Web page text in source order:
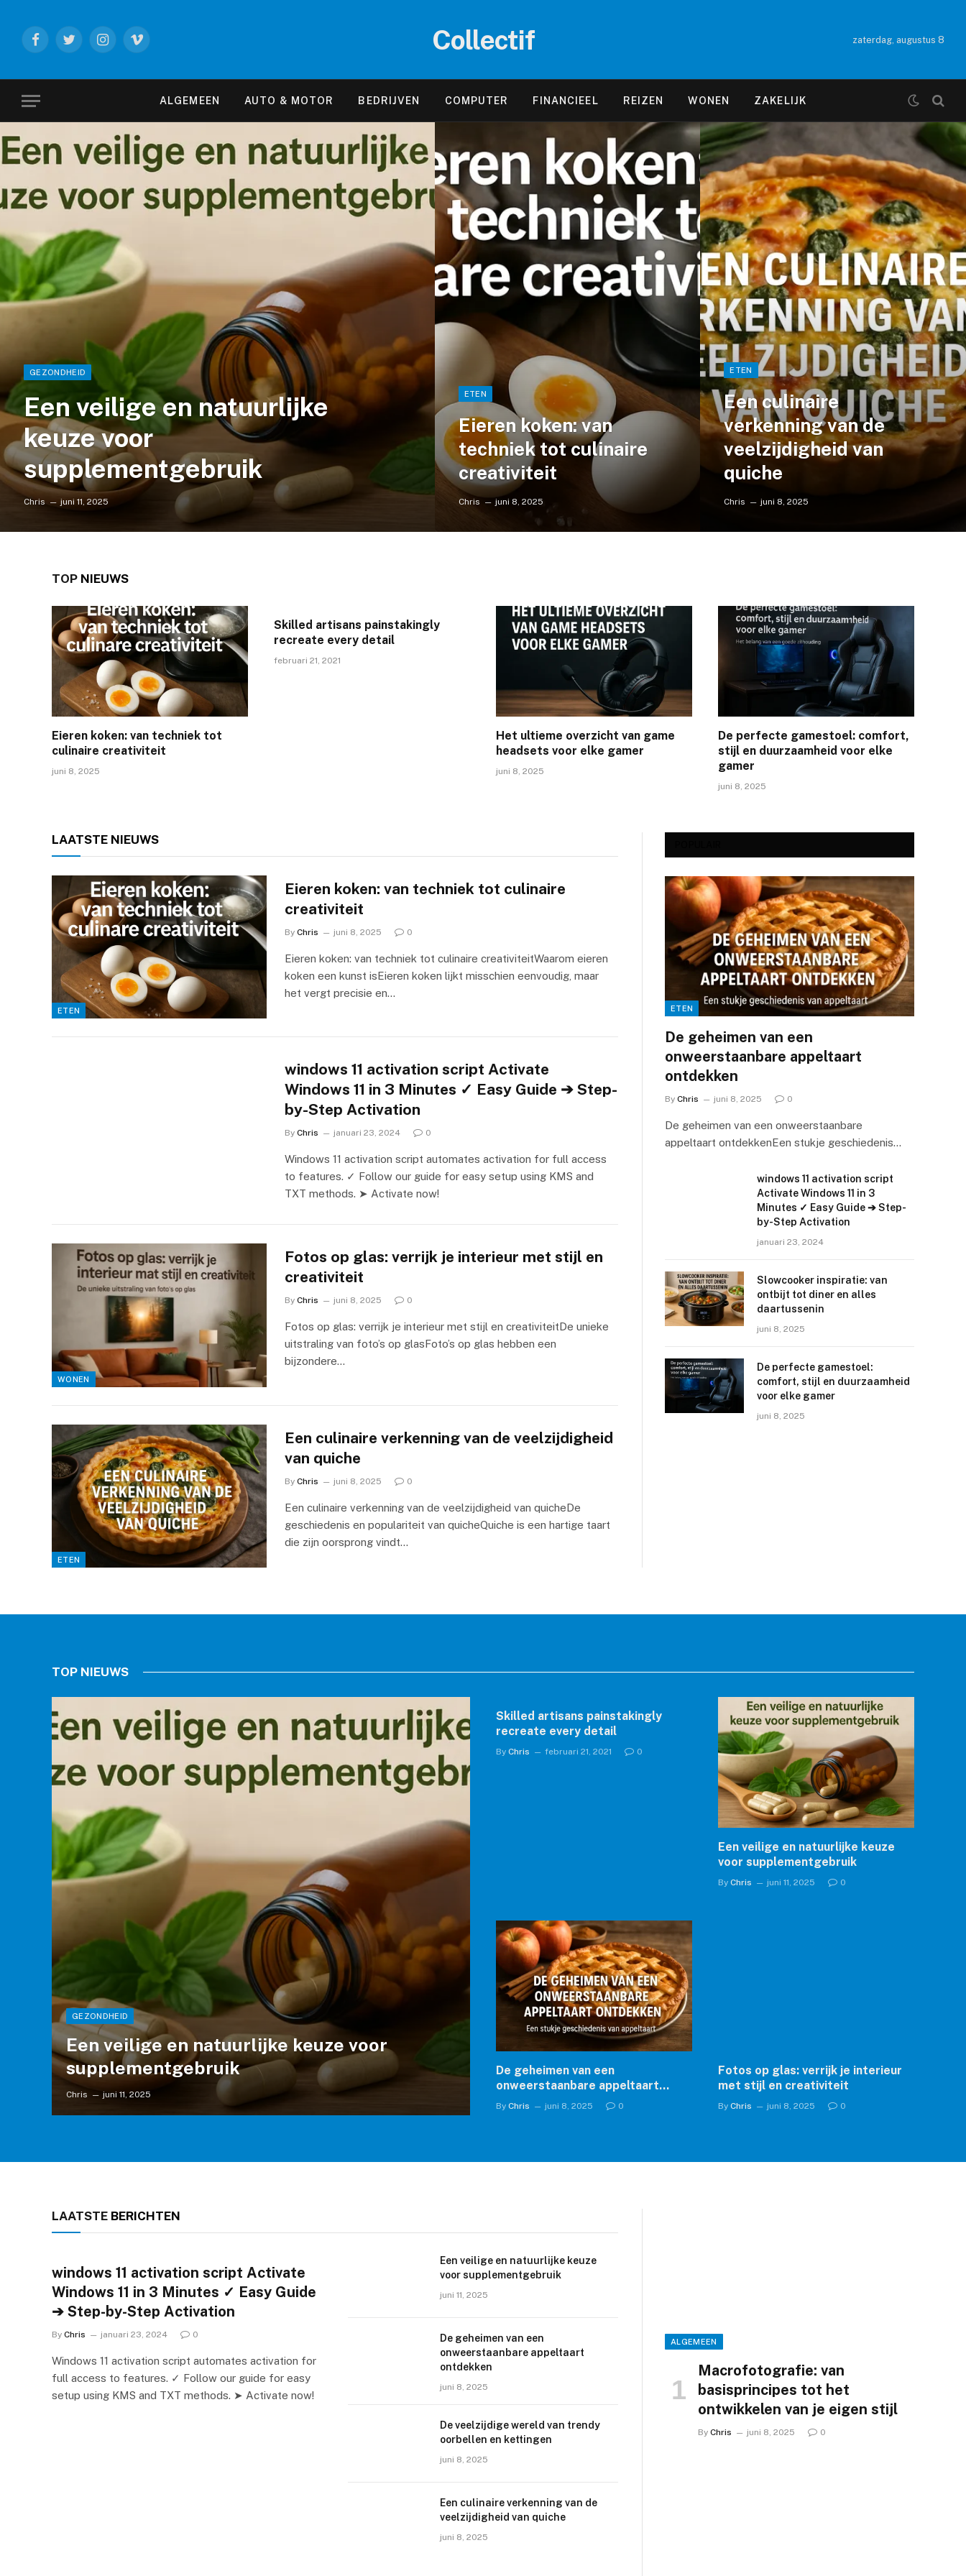
FacebookTwitterInstagram
Vimeo Collectif zaterdag, augustus 8
ALGEMEEN AUTO & MOTOR BEDRIJVEN COMPUTER FINANCIEEL REIZEN WONEN ZAKELIJK
GEZONDHEID
Een veilige en natuurlijke
keuze voor
supplementgebruik
Chris juni 11, 2025
ETEN
Eieren koken: van
techniek tot culinaire
creativiteit
Chris juni 8, 2025
ETEN
Een culinaire
verkenning van de
veelzijdigheid van
quiche
Chris juni 8, 2025
TOP NIEUWS
Eieren koken: van techniek tot
culinaire creativiteit
juni 8, 2025
Skilled artisans painstakingly
recreate every detail
februari 21, 2021
Het ultieme overzicht van game
headsets voor elke gamer
juni 8, 2025
De perfecte gamestoel: comfort,
stijl en duurzaamheid voor elke
gamer
juni 8, 2025
LAATSTE NIEUWS
ETEN
Eieren koken: van techniek tot culinaire
creativiteit
By Chris juni 8, 2025 0
Eieren koken: van techniek tot culinaire creativiteitWaarom eieren
koken een kunst isEieren koken lijkt misschien eenvoudig, maar
het vergt precisie en…
windows 11 activation script Activate
Windows 11 in 3 Minutes ✓ Easy Guide ➔ Step-
by-Step Activation
By Chris januari 23, 2024 0
Windows 11 activation script automates activation for full access
to features. ✓ Follow our guide for easy setup using KMS and
TXT methods. ➤ Activate now!
WONEN
Fotos op glas: verrijk je interieur met stijl en
creativiteit
By Chris juni 8, 2025 0
Fotos op glas: verrijk je interieur met stijl en creativiteitDe unieke
uitstraling van foto’s op glasFoto’s op glas hebben een
bijzondere…
ETEN
Een culinaire verkenning van de veelzijdigheid
van quiche
By Chris juni 8, 2025 0
Een culinaire verkenning van de veelzijdigheid van quicheDe
geschiedenis en populariteit van quicheQuiche is een hartige taart
die zijn oorsprong vindt…
ETEN
De geheimen van een
onweerstaanbare appeltaart
ontdekken
By Chris juni 8, 2025 0
De geheimen van een onweerstaanbare
appeltaart ontdekkenEen stukje geschiedenis…
windows 11 activation script
Activate Windows 11 in 3
Minutes ✓ Easy Guide ➔ Step-
by-Step Activation
januari 23, 2024
Slowcooker inspiratie: van
ontbijt tot diner en alles
daartussenin
juni 8, 2025
De perfecte gamestoel:
comfort, stijl en duurzaamheid
voor elke gamer
juni 8, 2025
TOP NIEUWS
GEZONDHEID
Een veilige en natuurlijke keuze voor
supplementgebruik
Chris juni 11, 2025
Skilled artisans painstakingly
recreate every detail
By Chris februari 21, 2021 0
Een veilige en natuurlijke keuze
voor supplementgebruik
By Chris juni 11, 2025 0
De geheimen van een
onweerstaanbare appeltaart
ontdekken
By Chris juni 8, 2025 0
Fotos op glas: verrijk je interieur
met stijl en creativiteit
By Chris juni 8, 2025 0
LAATSTE BERICHTEN
windows 11 activation script Activate
Windows 11 in 3 Minutes ✓ Easy Guide
➔ Step-by-Step Activation
By Chris januari 23, 2024 0
Windows 11 activation script automates activation for
full access to features. ✓ Follow our guide for easy
setup using KMS and TXT methods. ➤ Activate now!
Een veilige en natuurlijke keuze
voor supplementgebruik
juni 11, 2025
De geheimen van een
onweerstaanbare appeltaart
ontdekken
juni 8, 2025
De veelzijdige wereld van trendy
oorbellen en kettingen
juni 8, 2025
Een culinaire verkenning van de
veelzijdigheid van quiche
juni 8, 2025
ALGEMEEN
Macrofotografie: van
basisprincipes tot het
ontwikkelen van je eigen stijl
By Chris juni 8, 2025 0